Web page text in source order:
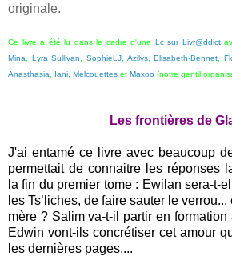
originale.
Ce livre a été lu dans le cadre d'une Lc sur Livr@ddict
Mina
Lyra Sullivan ,SophieLJ Azilys,Elisabeth-Bennet ,
Anasthasia
Iani Melcouettes et Maxoo (notre gentil
Les frontières de
J'ai entamé ce livre avec beaucoup
permettait de connaitre les réponses
la fin du premier tome : Ewilan sera-t-
les Ts’liches, de faire sauter le
mère ? Salim va-t-il partir en
Edwin vont-ils concrétiser cet amour
les dernières pages....